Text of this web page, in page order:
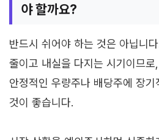
야 할까요?
반드시 쉬어야 하는 것은 아닙니
줄이고 내실을 다지는 시기이므
안정적인 우량주나 배당주에 장
것이 좋습니다.